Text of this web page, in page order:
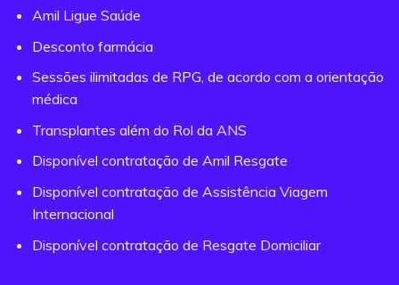
Amil Ligue Saúde
Desconto farmácia
Sessões ilimitadas de RPG, de acordo com a orientação
médica
Transplantes além do Rol da ANS
Disponível contratação de Amil Resgate
Disponível contratação de Assistência Viagem
Internacional
Disponível contratação de Resgate Domiciliar